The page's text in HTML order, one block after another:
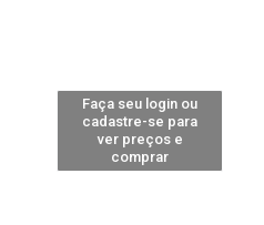
Faça seu login ou
cadastre-se para
ver preços e
comprar